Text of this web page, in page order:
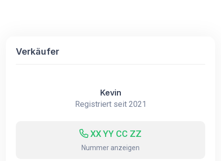
Verkäufer
Kevin
Registriert seit 2021
XX YY CC ZZ
Nummer anzeigen